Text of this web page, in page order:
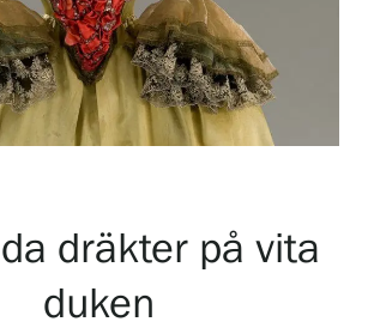
dräkter på vita
duken